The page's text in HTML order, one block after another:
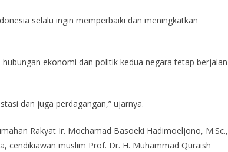
selalu ingin memperbaiki dan meningkatkan
ekonomi dan politik kedua negara tetap berjalan
dan juga perdagangan,” ujarnya.
Rakyat Ir. Mochamad Basoeki Hadimoeljono, M.Sc.,
cendikiawan muslim Prof. Dr. H. Muhammad Quraish